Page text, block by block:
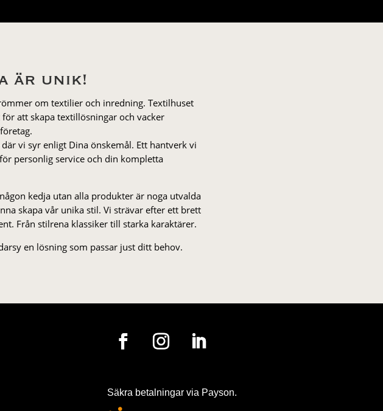
är unik!
om textilier och inredning. Textilhuset
att skapa textillösningar och vacker
vi syr enligt Dina önskemål. Ett hantverk vi
personlig service och din kompletta
kedja utan alla produkter är noga utvalda
skapa vår unika stil. Vi strä­var efter ett brett
Från stil­rena klas­siker till starka karaktärer.
en lösning som passar just ditt behov.
Säkra betalningar via Payson.